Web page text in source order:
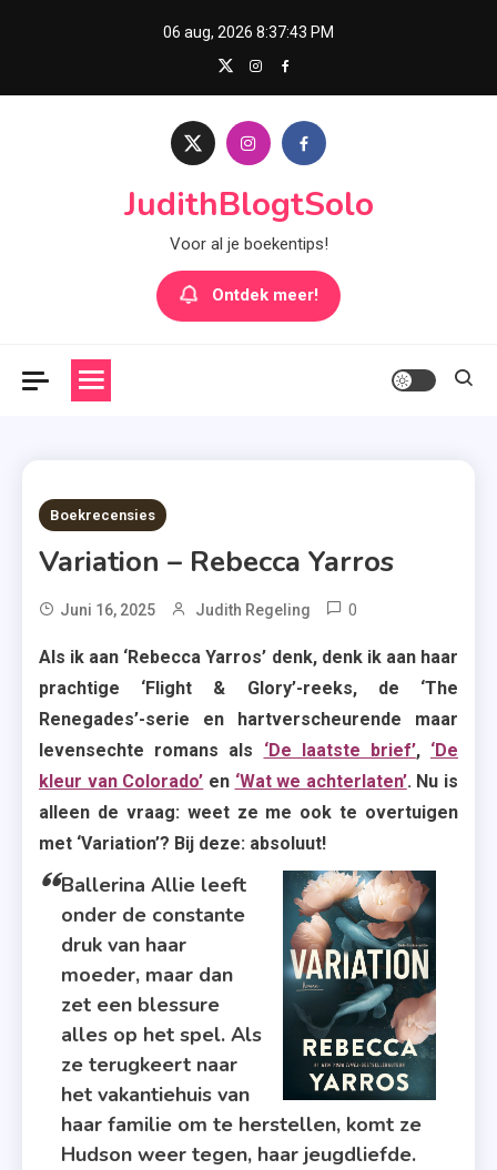
06 aug, 2026 8:37:44 PM
JudithBlogtSolo
Voor al je boekentips!
Ontdek meer!
5 MINS READ
Boekrecensies
Variation – Rebecca Yarros
Juni 16, 2025 Judith Regeling 0
,
Hebban.nl
,
Rebecca
Yarros
,
,
Recensie-
Exemplaar
Roman
,
Stand-
Alone
Als ik aan ‘Rebecca Yarros’ denk, denk ik aan haar
prachtige ‘Flight & Glory’-reeks, de ‘The
Renegades’-serie en hartverscheurende maar
levensechte romans als ‘De laatste brief’, ‘De
kleur van Colorado’ en ‘Wat we achterlaten’. Nu is
alleen de vraag: weet ze me ook te overtuigen
met ‘Variation’? Bij deze: absoluut!
Ballerina Allie leeft
onder de constante
druk van haar
moeder, maar dan
zet een blessure
alles op het spel. Als
ze terugkeert naar
het vakantiehuis van
haar familie om te herstellen, komt ze
Hudson weer tegen, haar jeugdliefde.